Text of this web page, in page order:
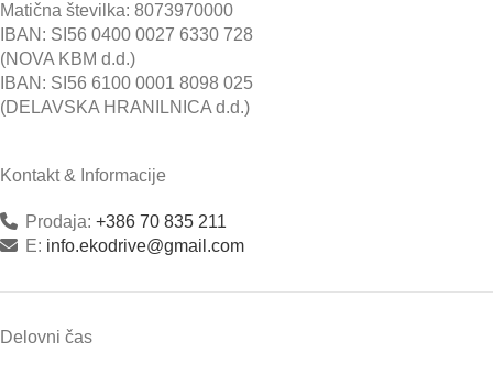
Matična številka: 8073970000
IBAN: SI56 0400 0027 6330 728
(NOVA KBM d.d.)
IBAN: SI56 6100 0001 8098 025
(DELAVSKA HRANILNICA d.d.)
Kontakt & Informacije
Prodaja: +386 70 835 211
E: info.ekodrive@gmail.com
Delovni čas